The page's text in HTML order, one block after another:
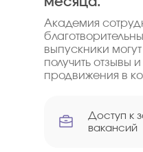
сделал продукт на
наставничества, на
продолжает
Академия
выпускники
получить отзывы
продвижения в
Доступ к
вакансий